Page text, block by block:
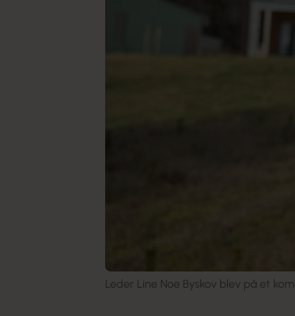
Leder Line Noe Byskov blev på et